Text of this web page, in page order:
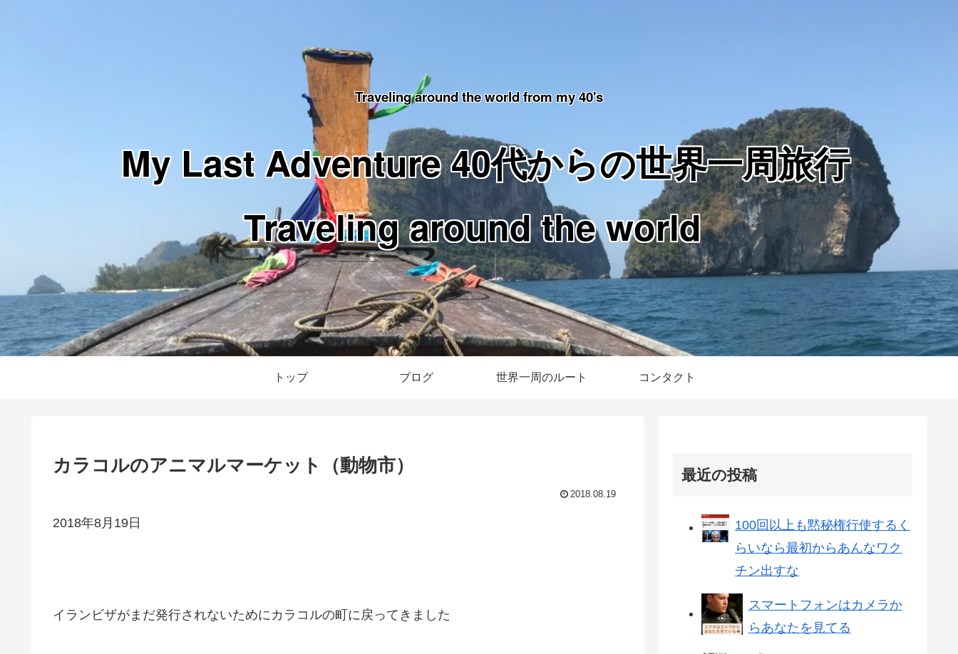
Traveling around the world from my 40's
My Last Adventure 40代からの世界一周旅行
Traveling around the world
トップ ブログ 世界一周のルート コンタクト
カラコルのアニマルマーケット（動物市）
2018.08.19
2018年8月19日
イランビザがまだ発行されないためにカラコルの町に戻ってきました
最近の投稿
100回以上も黙秘権行使するく
らいなら最初からあんなワク
チン出すな
スマートフォンはカメラか
らあなたを見てる